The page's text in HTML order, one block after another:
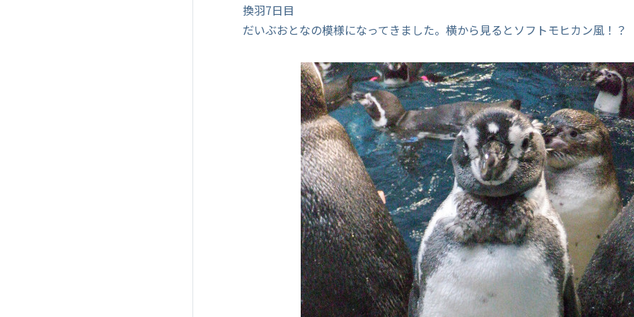
換羽7日目
だいぶおとなの模様になってきました。横から見るとソフトモヒカン風！？